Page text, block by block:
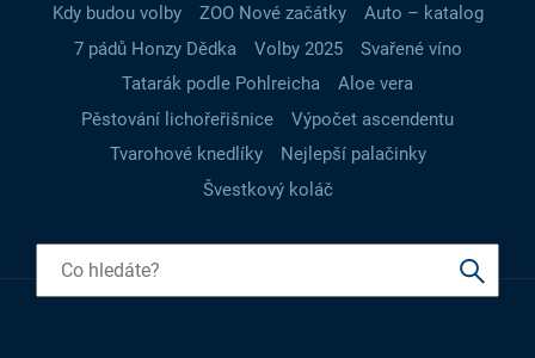
Kdy budou volby
ZOO Nové začátky
Auto – katalog
7 pádů Honzy Dědka
Volby 2025
Svařené víno
Tatarák podle Pohlreicha
Aloe vera
Pěstování lichořeřišnice
Výpočet ascendentu
Tvarohové knedlíky
Nejlepší palačinky
Švestkový koláč